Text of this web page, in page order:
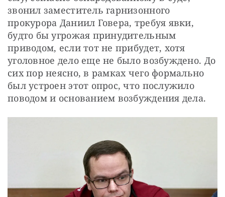
звонил заместитель гарнизонного
прокурора Даниил Говера, требуя явки,
будто бы угрожая принудительным
приводом, если тот не прибудет, хотя
уголовное дело еще не было возбуждено. До
сих пор неясно, в рамках чего формально
был устроен этот опрос, что послужило
поводом и основанием возбуждения дела.